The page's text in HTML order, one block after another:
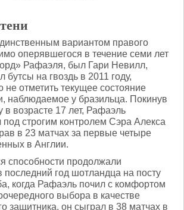
вариантом правого
оперявшегося в течение семи лет
Рафаэля, был Гари Невилл,
бутсы на гвоздь в 2011 году,
не отметить текущее состояние
наблюдаемое у бразильца. Покинув
возрасте 17 лет, Рафаэль
под строгим контролем Сэра Алекса
в 23 матчах за первые четыре
в Англии.
способности продолжали
последний год шотландца на посту
когда Рафаэль почил с комфортом
выбора в качестве
защитника, он сыграл в 38 матчах в